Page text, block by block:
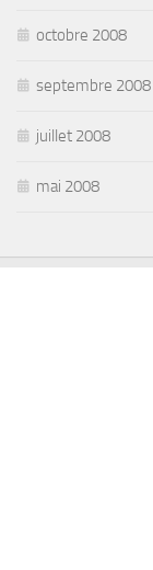
octobre 2008
septembre 2008
juillet 2008
mai 2008